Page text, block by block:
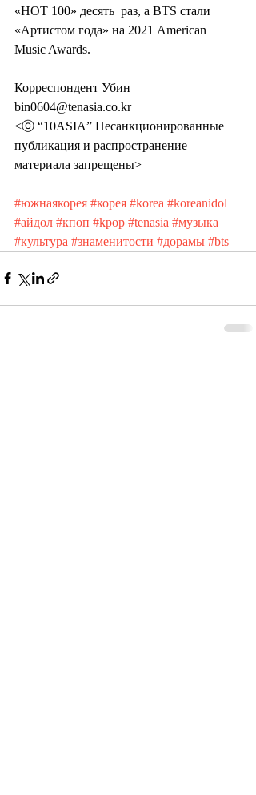
«HOT 100» десять  раз, а BTS стали
«Артистом года» на 2021 American
Music Awards.
Корреспондент Убин
bin0604@tenasia.co.kr
<ⓒ “10ASIA” Несанкционированные
публикация и распространение
материала запрещены>
#южнаякорея #корея #korea #koreanidol
#айдол #кпоп #kpop #tenasia #музыка
#культура #знаменитости #дорамы #bts